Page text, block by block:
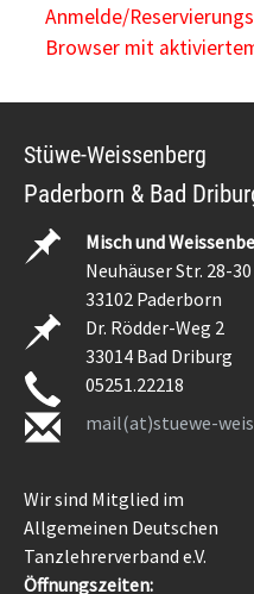
Anmelde/
Browser mit
Stüwe-Weissenberg
Paderborn & Bad
Misch und
Neuhäuser Str. 28-30
33102 Paderborn
Dr. Rödder-Weg 2
33014 Bad Driburg
05251.22218
mail(at)stuewe-
Wir sind Mitglied im
Allgemeinen Deutschen
Tanzlehrerverband e.V.
Öffnungszeiten: